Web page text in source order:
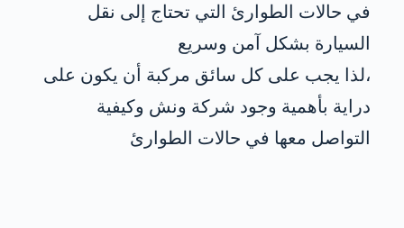
في حالات الطوارئ التي تحتاج إلى نقل
السيارة بشكل آمن وسريع
،لذا يجب على كل سائق مركبة أن يكون على
دراية بأهمية وجود شركة ونش وكيفية
التواصل معها في حالات الطوارئ